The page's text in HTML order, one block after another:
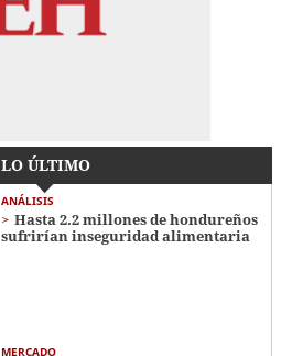
LO ÚLTIMO
ANÁLISIS
Hasta 2.2 millones de hondureños
sufrirían inseguridad alimentaria
MERCADO